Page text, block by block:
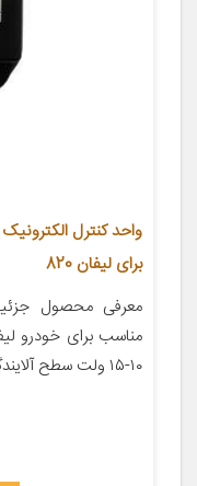
برای لیفان 820
۱۰-۱۵ ولت سطح آلایندگی […]